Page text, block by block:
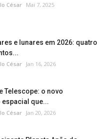
César Mai 7, 2025
e lunares em 2026: quatro
César Jan 16, 2026
Telescope: o novo
que...
César Jan 20, 2026